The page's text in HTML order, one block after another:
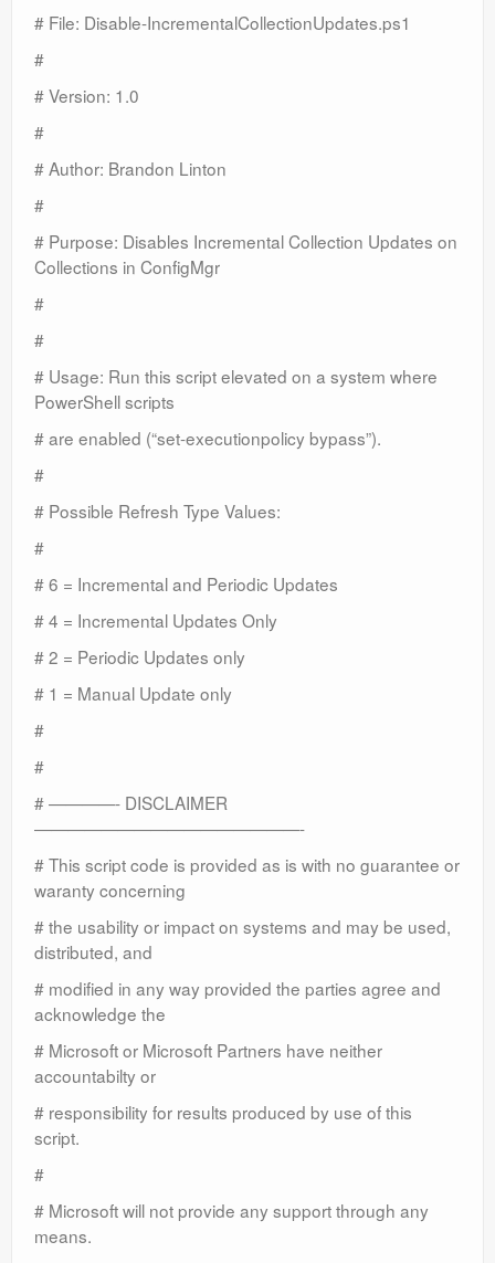
# File: Disable-IncrementalCollectionUpdates.ps1
#
# Version: 1.0
#
# Author: Brandon Linton
#
# Purpose: Disables Incremental Collection Updates on
Collections in ConfigMgr
#
#
# Usage: Run this script elevated on a system where
PowerShell scripts
# are enabled (“set-executionpolicy bypass”).
#
# Possible Refresh Type Values:
#
# 6 = Incremental and Periodic Updates
# 4 = Incremental Updates Only
# 2 = Periodic Updates only
# 1 = Manual Update only
#
#
# ————- DISCLAIMER
————————————————-
# This script code is provided as is with no guarantee or
waranty concerning
# the usability or impact on systems and may be used,
distributed, and
# modified in any way provided the parties agree and
acknowledge the
# Microsoft or Microsoft Partners have neither
accountabilty or
# responsibility for results produced by use of this
script.
#
# Microsoft will not provide any support through any
means.